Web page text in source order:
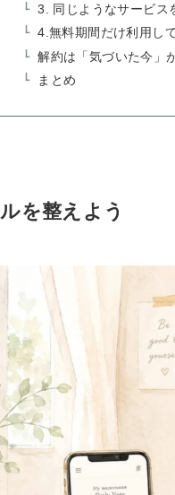
3. 同じようなサービス
4.無料期間だけ利用し
解約は「気づいた今」
まとめ
を整えよう